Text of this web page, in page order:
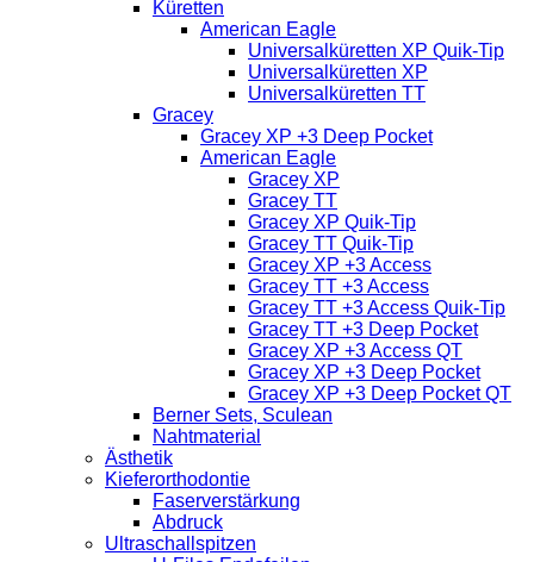
Küretten
American Eagle
Universalküretten XP Quik-Tip
Universalküretten XP
Universalküretten TT
Gracey
Gracey XP +3 Deep Pocket
American Eagle
Gracey XP
Gracey TT
Gracey XP Quik-Tip
Gracey TT Quik-Tip
Gracey XP +3 Access
Gracey TT +3 Access
Gracey TT +3 Access Quik-Tip
Gracey TT +3 Deep Pocket
Gracey XP +3 Access QT
Gracey XP +3 Deep Pocket
Gracey XP +3 Deep Pocket QT
Berner Sets, Sculean
Nahtmaterial
Ästhetik
Kieferorthodontie
Faserverstärkung
Abdruck
Ultraschallspitzen